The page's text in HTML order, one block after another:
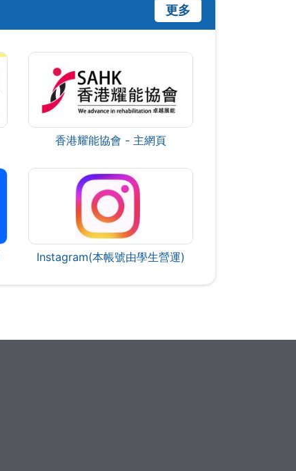
更多
香港耀能協會 - 主網頁
Instagram(本帳號由學生營運)